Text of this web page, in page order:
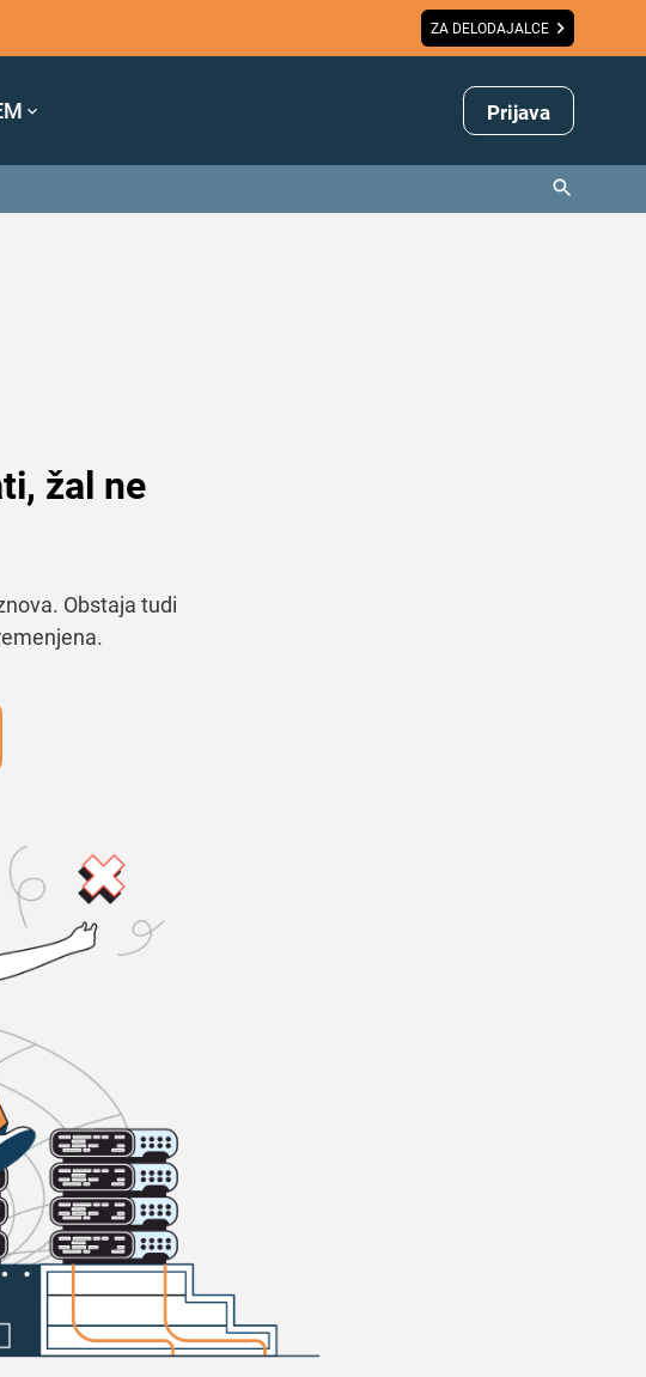
ZA DELODAJALCE
Prijava
žal ne
Obstaja tudi